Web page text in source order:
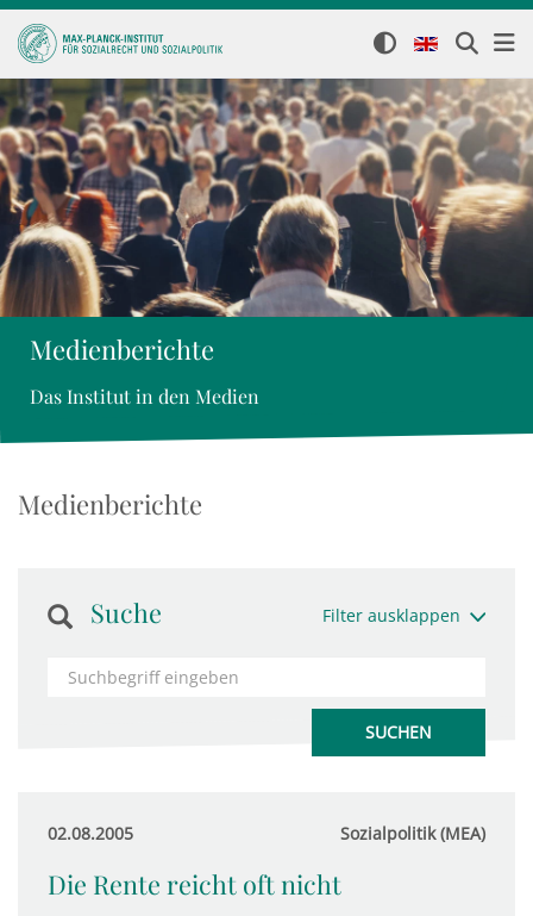
Medienberichte
Das Institut in den Medien
Medienberichte
Suche Filter ausklappen
02.08.2005 Sozialpolitik (MEA)
Die Rente reicht oft nicht